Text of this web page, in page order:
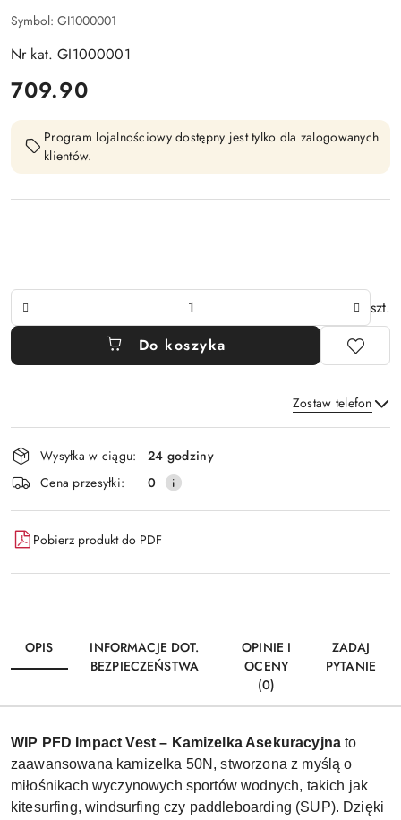
Symbol: GI1000001
Nr kat. GI1000001
cena:
709.90
Program lojalnościowy dostępny jest tylko dla zalogowanych
klientów.
Ilość
szt.
Do koszyka
Zostaw telefon
Wyślij
Dostępność
i
dostawa
Wysyłka w ciągu:
24 godziny
Cena przesyłki:
0
Pobierz produkt do PDF
OPIS
INFORMACJE DOT.
BEZPIECZEŃSTWA
OPINIE I
OCENY
(0)
ZADAJ
PYTANIE
WIP PFD Impact Vest – Kamizelka Asekuracyjna to
zaawansowana kamizelka 50N, stworzona z myślą o
miłośnikach wyczynowych sportów wodnych, takich jak
kitesurfing, windsurfing czy paddleboarding (SUP). Dzięki